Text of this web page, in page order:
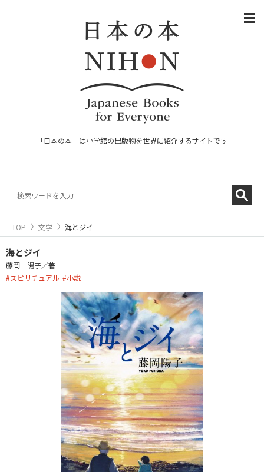
「日本の本」は小学館の出版物を世界に紹介するサイトです
TOP 文学 海とジイ
海とジイ
藤岡 陽子／著
#スピリチュアル #小説